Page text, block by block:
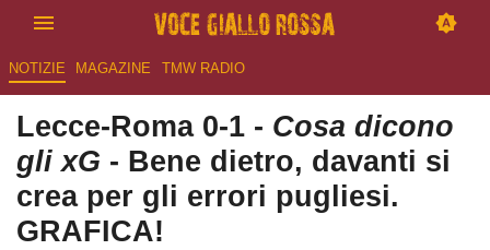
NOTIZIE MAGAZINE TMW RADIO
Lecce-Roma 0-1 - Cosa dicono
gli xG - Bene dietro, davanti si
crea per gli errori pugliesi.
GRAFICA!